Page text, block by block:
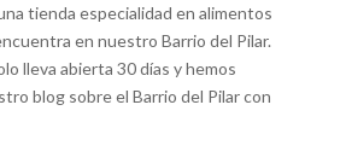
tienda especialidad en alimentos
en nuestro Barrio del Pilar.
lleva abierta 30 días y hemos
blog sobre el Barrio del Pilar con